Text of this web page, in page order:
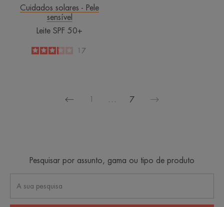
Cuidados solares - Pele
sensível
Leite SPF 50+
3.2
/517
Página
1 … 7
Pesquisar por assunto, gama ou tipo de produto